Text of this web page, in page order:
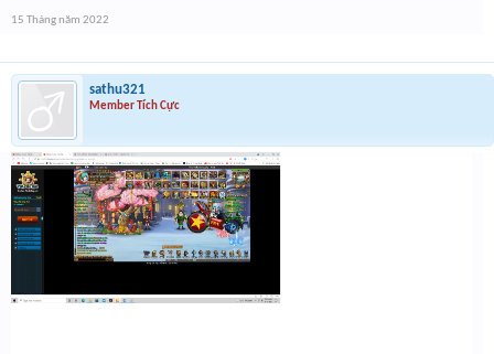
15 Tháng năm 2022
sathu321
Member Tích Cực